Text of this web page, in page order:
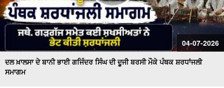
04-07-2026
ਦਲ ਖ਼ਾਲਸਾ ਦੇ ਬਾਨੀ ਭਾਈ ਗਜਿੰਦਰ ਸਿੰਘ ਦੀ ਦੂਜੀ ਬਰਸੀ ਮੌਕੇ ਪੰਥਕ ਸ਼ਰਧਾਂਜਲੀ
ਸਮਾਗਮ